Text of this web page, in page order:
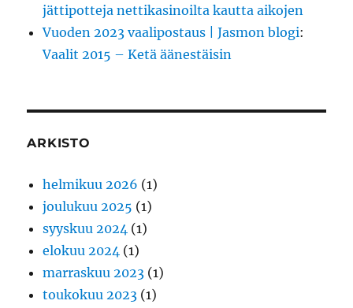
jättipotteja nettikasinoilta kautta aikojen
Vuoden 2023 vaalipostaus | Jasmon blogi:
Vaalit 2015 – Ketä äänestäisin
ARKISTO
helmikuu 2026 (1)
joulukuu 2025 (1)
syyskuu 2024 (1)
elokuu 2024 (1)
marraskuu 2023 (1)
toukokuu 2023 (1)